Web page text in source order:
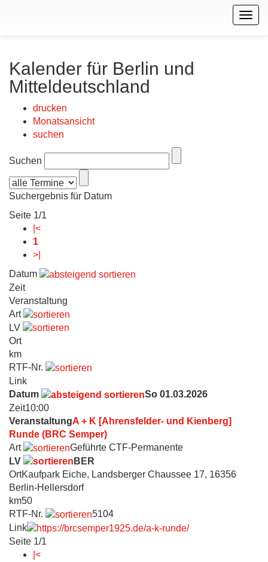
Kalender für Berlin und
Mitteldeutschland
drucken
Monatsansicht
suchen
Suchen
Suchergebnis für Datum
Seite 1/1
|<
1
>|
Datum
Zeit
Veranstaltung
Art
LV
Ort
km
RTF-Nr.
Link
Datum
So 01.03.2026
Zeit10:00
VeranstaltungA + K [Ahrensfelder- und Kienberg]
Runde (BRC Semper)
Art
Geführte CTF-Permanente
LV
BER
OrtKaufpark Eiche, Landsberger Chaussee 17, 16356
Berlin-Hellersdorf
km50
RTF-Nr.
5104
Link
Seite 1/1
|<